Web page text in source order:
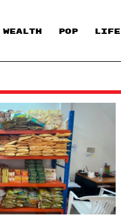
WEALTH POP LIFE